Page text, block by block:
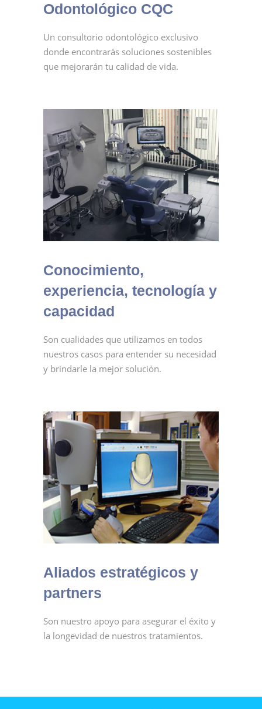
Odontológico CQC
Un consultorio odontológico exclusivo
donde encontrarás soluciones sostenibles
que mejorarán tu calidad de vida.
Conocimiento,
experiencia, tecnología y
capacidad
Son cualidades que utilizamos en todos
nuestros casos para entender su necesidad
y brindarle la mejor solución.
Aliados estratégicos y
partners
Son nuestro apoyo para asegurar el éxito y
la longevidad de nuestros tratamientos.